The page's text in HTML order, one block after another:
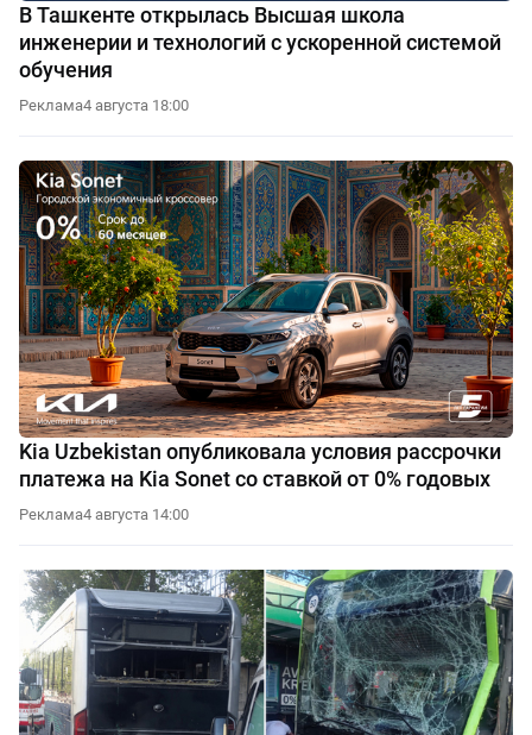
В Ташкенте открылась Высшая школа
инженерии и технологий с ускоренной системой
обучения
Реклама4 августа 18:00
Kia Uzbekistan опубликовала условия рассрочки
платежа на Kia Sonet со ставкой от 0% годовых
Реклама4 августа 14:00